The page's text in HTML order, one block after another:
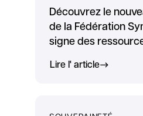
Découvrez le
de la Fédération
signe des
Lire l' article